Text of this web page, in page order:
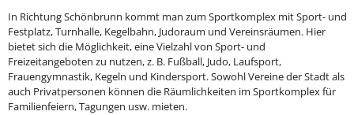
In Richtung Schönbrunn kommt man zum Sportkomplex mit Sport- und
Festplatz, Turnhalle, Kegelbahn, Judoraum und Vereinsräumen. Hier
bietet sich die Möglichkeit, eine Vielzahl von Sport- und
Freizeitangeboten zu nutzen, z. B. Fußball, Judo, Laufsport,
Frauengymnastik, Kegeln und Kindersport. Sowohl Vereine der Stadt als
auch Privatpersonen können die Räumlichkeiten im Sportkomplex für
Familienfeiern, Tagungen usw. mieten.